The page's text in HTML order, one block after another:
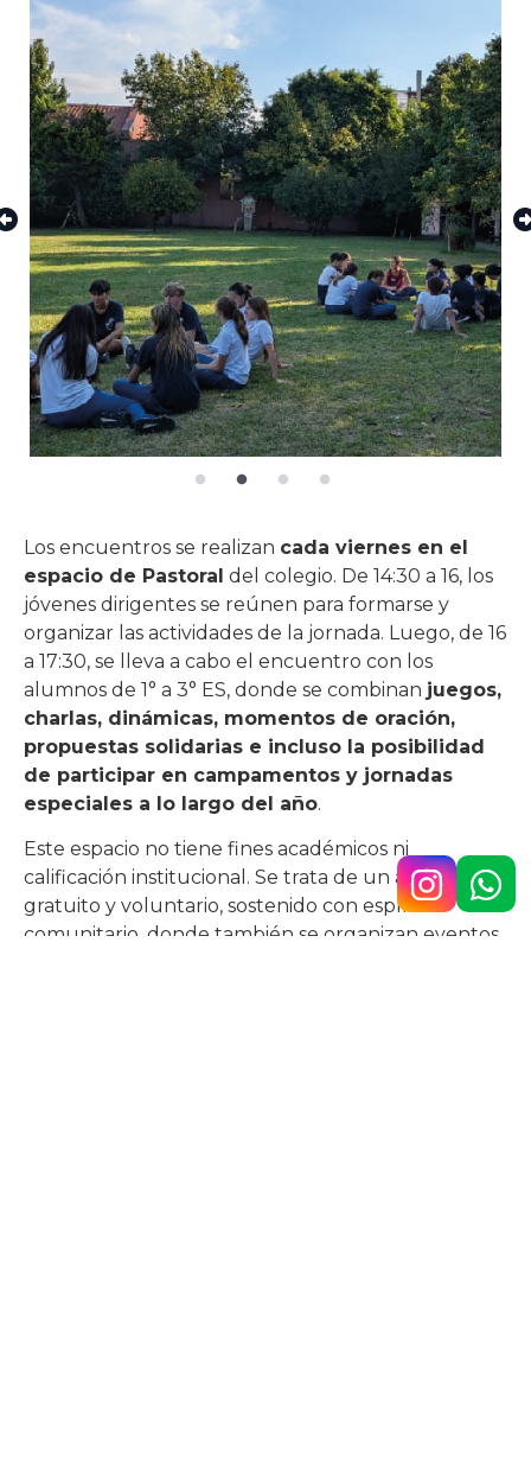
Los encuentros se realizan cada viernes en el
espacio de Pastoral del colegio. De 14:30 a 16, los
jóvenes dirigentes se reúnen para formarse y
organizar las actividades de la jornada. Luego, de 16
a 17:30, se lleva a cabo el encuentro con los
alumnos de 1° a 3° ES, donde se combinan juegos,
charlas, dinámicas, momentos de oración,
propuestas solidarias e incluso la posibilidad
de participar en campamentos y jornadas
especiales a lo largo del año.
Este espacio no tiene fines académicos ni
calificación institucional. Se trata de un ámbito
gratuito y voluntario, sostenido con espíritu
comunitario, donde también se organizan eventos